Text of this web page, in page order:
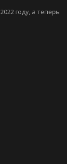
году, а теперь